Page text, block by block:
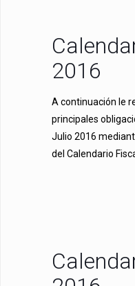
2016
A continuación le
principales
Julio 2016
del Calendario